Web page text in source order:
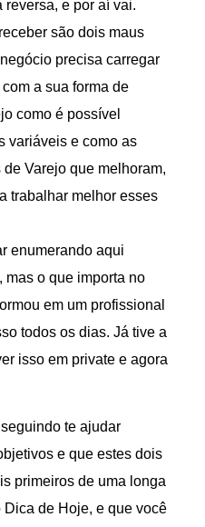
e por aí vai.
são dois maus
precisa carregar
a sua forma de
como é possível
variáveis e como as
Varejo que melhoram,
trabalhar melhor esses
enumerando aqui
mas o que importa no
em um profissional
todos os dias. Já tive a
isso em private e agora
te ajudar
e que estes dois
primeiros de uma longa
de Hoje, e que você